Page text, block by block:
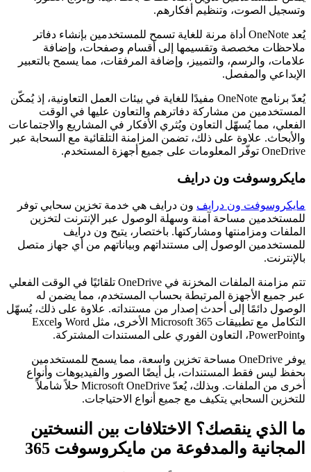
وتسجيل الصوت، وتنظيم أفكارهم.
يُعد OneNote أداة مرنة للغاية تسمح للمستخدمين بإنشاء دفاتر
ملاحظات مخصصة وتقسيمها إلى أقسام وصفحات، وإضافة
علامات، والرسم، والتمييز، وإضافة المرفقات، مما يسمح بالتعبير
الإبداعي والمفصل.
يُعدّ برنامج OneNote مفيدًا للغاية في بيئات العمل التعاونية، إذ يُمكّن
المستخدمين من مشاركة دفاترهم والتعاون عليها في الوقت
الفعلي، مما يُسهّل التعاون ويُثري الأفكار في المشاريع والاجتماعات
والأبحاث. علاوة على ذلك، تضمن المزامنة التلقائية مع السحابة عبر
OneDrive توفّر المعلومات على جميع أجهزة المستخدم.
مايكروسوفت ون درايف
مايكروسوفت ون درايف ون درايف هي خدمة تخزين سحابي توفر
للمستخدمين مساحة آمنة وسهلة الوصول عبر الإنترنت لتخزين
الملفات ومزامنتها ومشاركتها. باختصار، يتيح ون درايف
للمستخدمين الوصول إلى مستنداتهم وبياناتهم من أي جهاز متصل
بالإنترنت.
تتم مزامنة الملفات المخزنة في OneDrive تلقائيًا في الوقت الفعلي
عبر جميع الأجهزة المرتبطة بحساب المستخدم، مما يضمن له
الوصول دائمًا إلى أحدث إصدار من مستنداته. علاوة على ذلك، يُسهّل
التكامل مع تطبيقات Microsoft 365 الأخرى، مثل Word وExcel
وPowerPoint، التعاون الفوري على المستندات المشتركة.
يوفر OneDrive مساحة تخزين واسعة، مما يسمح للمستخدمين
بحفظ ليس فقط المستندات، بل أيضًا الصور والفيديوهات وأنواع
أخرى من الملفات. وبذلك، يُعدّ Microsoft OneDrive حلاً شاملاً
للتخزين السحابي يتكيف مع جميع أنواع الاحتياجات.
ما الذي ينقصك؟ الاختلافات بين النسختين
المجانية والمدفوعة من مايكروسوفت 365